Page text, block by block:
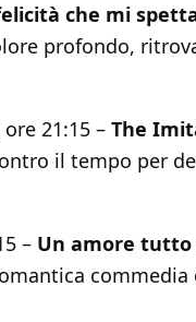
che mi
profondo,
21:15 – The
il tempo per
– Un amore tutto